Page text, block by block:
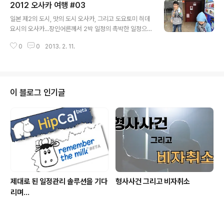
하였다. 음식냄새 때문에 민폐가 예상되었지만, 일단 스윽
철판 까는 방향으로... 험험.오사카 유흥의 절정을 보여주는
도톤보리 지구는 숙소에서 도보로 3분이면 초입에 닿게 되
다니기가 그리 내키지 않았었다. 하지만, 불야성의 유흥가
2012 오사카 여행 #03
일본 제2의 도시, 맛의 도시 오사카, 그리고 도요토미 히데
요시의 오사카...장인어른께서 2박 일정의 촉박한 일정으
사카성만한 곳이 없었다. 임진왜란을 일으킨 장본인 도요
림" 과 "사진" 에 일말의 기대를 품고서 일단 둘째날 아침
발걸음을 오사카성으로 향하기로 했다.2012년 11월 29
일, 생각보다 따뜻하다고까지 여겨지는 늦가을. 아침일찍
호텔을 나선 아이들은 알록달록, 그리고 냉장/온장으로 이
어지는 다양한 음료수로 가득한 자판기에 매료되어 100엔
짜리 동전을 찾느라 정신이 없다.일단, 낙찰..
0 0 2013. 2. 11.
이 블로그 인기글
제대로 된 일정관리 솔루션을 기다
리며...
형사사건 그리고 비자취소